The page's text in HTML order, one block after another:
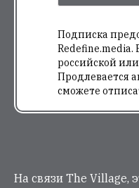
Подписка
Redefine.media.
российской
Продлевается
сможете
На связи The Village,